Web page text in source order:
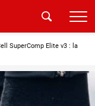
SuperComp Elite v3 : la